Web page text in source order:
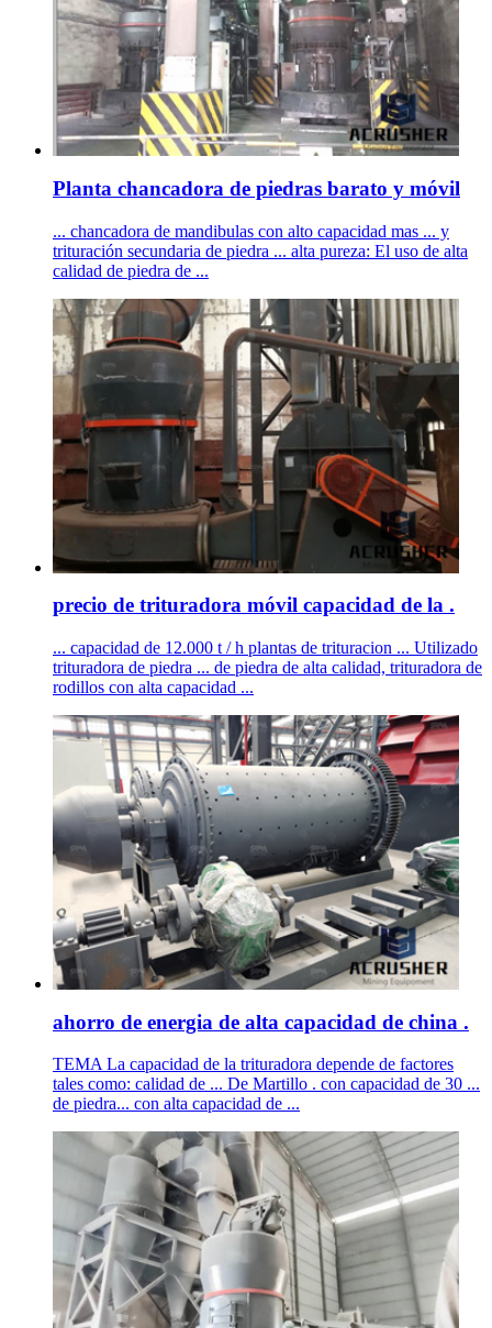
Planta chancadora de piedras barato y móvil
... chancadora de mandibulas con alto capacidad mas ... y
trituración secundaria de piedra ... alta pureza: El uso de alta
calidad de piedra de ...
precio de trituradora móvil capacidad de la .
... capacidad de 12.000 t / h plantas de trituracion ... Utilizado
trituradora de piedra ... de piedra de alta calidad, trituradora de
rodillos con alta capacidad ...
ahorro de energia de alta capacidad de china .
TEMA La capacidad de la trituradora depende de factores
tales como: calidad de ... De Martillo . con capacidad de 30 ...
de piedra... con alta capacidad de ...